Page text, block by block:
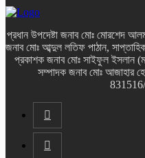
প্রধান উপদেষ্টা জনাব মোঃ মোরশেদ
জনাব মোঃ আব্দুল লতিফ পাঠান,
প্রকাশক জনাব মোঃ সাইফুল ইসলান
সম্পাদক জনাব মোঃ আজাহার